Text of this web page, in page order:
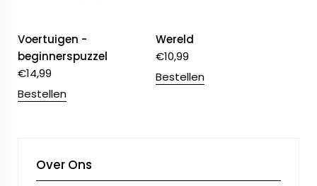
Voertuigen -
beginnerspuzzel
€14,99
Bestellen
Wereld
€10,99
Bestellen
Over Ons